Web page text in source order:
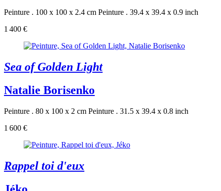
Peinture . 100 x 100 x 2.4 cm Peinture . 39.4 x 39.4 x 0.9 inch
1 400 €
Sea of Golden Light
Natalie Borisenko
Peinture . 80 x 100 x 2 cm Peinture . 31.5 x 39.4 x 0.8 inch
1 600 €
Rappel toi d'eux